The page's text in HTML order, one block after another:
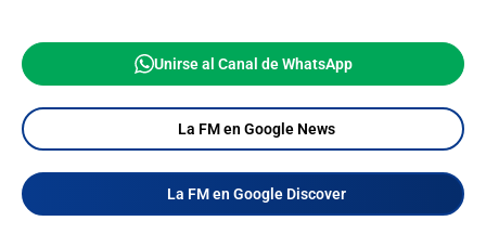
Unirse al Canal de WhatsApp
La FM en Google News
La FM en Google Discover